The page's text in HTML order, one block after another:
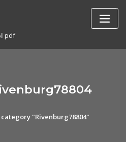
استراتيجيات التداول اليوم الفوركس pdf
"Rivenburg78804"